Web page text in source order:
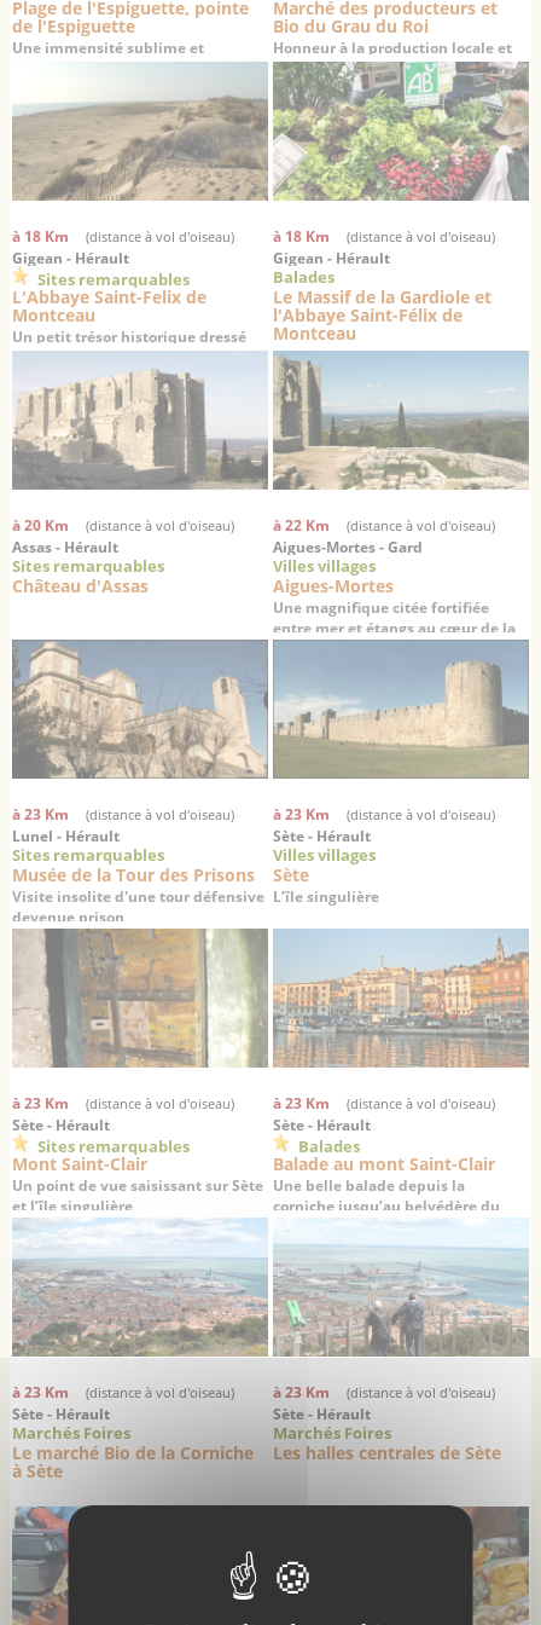
Plage de l'Espiguette, pointe
de l'Espiguette
Une immensité sublime et
désertique au sud de Port-
Marché des producteurs et
Bio du Grau du Roi
Honneur à la production locale et
aux produits biologiques
à 18 Km (distance à vol d'oiseau)
Gigean - Hérault
Sites remarquables
L'Abbaye Saint-Felix de
Montceau
Un petit trésor historique dressé
sur un promontoire offrant une
superbe vue sur la plaine de
Gigean
à 18 Km (distance à vol d'oiseau)
Gigean - Hérault
Balades
Le Massif de la Gardiole et
l'Abbaye Saint-Félix de
Montceau
à 20 Km (distance à vol d'oiseau)
Assas - Hérault
Sites remarquables
Château d'Assas
à 22 Km (distance à vol d'oiseau)
Aigues-Mortes - Gard
Villes villages
Aigues-Mortes
Une magnifique citée fortifiée
entre mer et étangs au cœur de la
à 23 Km (distance à vol d'oiseau)
Lunel - Hérault
Sites remarquables
Musée de la Tour des Prisons
Visite insolite d'une tour défensive
devenue prison
à 23 Km (distance à vol d'oiseau)
Sète - Hérault
Villes villages
Sète
L’île singulière
à 23 Km (distance à vol d'oiseau)
Sète - Hérault
Sites remarquables
Mont Saint-Clair
Un point de vue saisissant sur Sète
et l’île singulière
à 23 Km (distance à vol d'oiseau)
Sète - Hérault
Balades
Balade au mont Saint-Clair
Une belle balade depuis la
corniche jusqu’au belvédère du
à 23 Km (distance à vol d'oiseau)
Sète - Hérault
Marchés Foires
Le marché Bio de la Corniche
à Sète
à 23 Km (distance à vol d'oiseau)
Sète - Hérault
Marchés Foires
Les halles centrales de Sète